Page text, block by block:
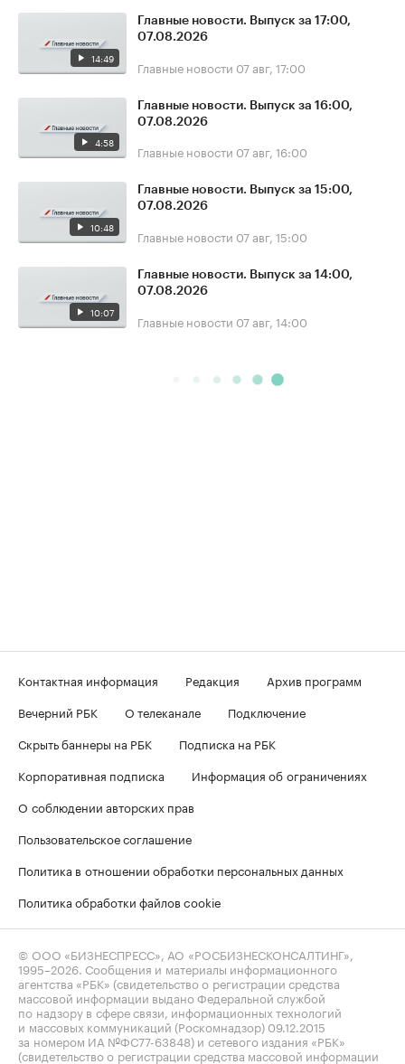
14:49
Главные новости. Выпуск за 17:00,
07.08.2026
Главные новости 07 авг, 17:00
4:58
Главные новости. Выпуск за 16:00,
07.08.2026
Главные новости 07 авг, 16:00
10:48
Главные новости. Выпуск за 15:00,
07.08.2026
Главные новости 07 авг, 15:00
10:07
Главные новости. Выпуск за 14:00,
07.08.2026
Главные новости 07 авг, 14:00
Контактная информация Редакция
Архив программ
Вечерний РБК
О телеканале
Подключение
Скрыть баннеры на РБК
Подписка на РБК
Корпоративная подписка
Информация об ограничениях
О соблюдении авторских прав
Пользовательское соглашение
Политика в отношении обработки персональных данных
Политика обработки файлов cookie
© ООО «БИЗНЕСПРЕСС», АО «РОСБИЗНЕСКОНСАЛТИНГ»,
1995–2026 . Сообщения и материалы информационного
агентства «РБК» (свидетельство о регистрации средства
массовой информации выдано Федеральной службой
по надзору в сфере связи, информационных технологий
и массовых коммуникаций (Роскомнадзор) 09.12.2015
за номером ИА №ФС77-63848) и сетевого издания «РБК»
(свидетельство о регистрации средства массовой информации